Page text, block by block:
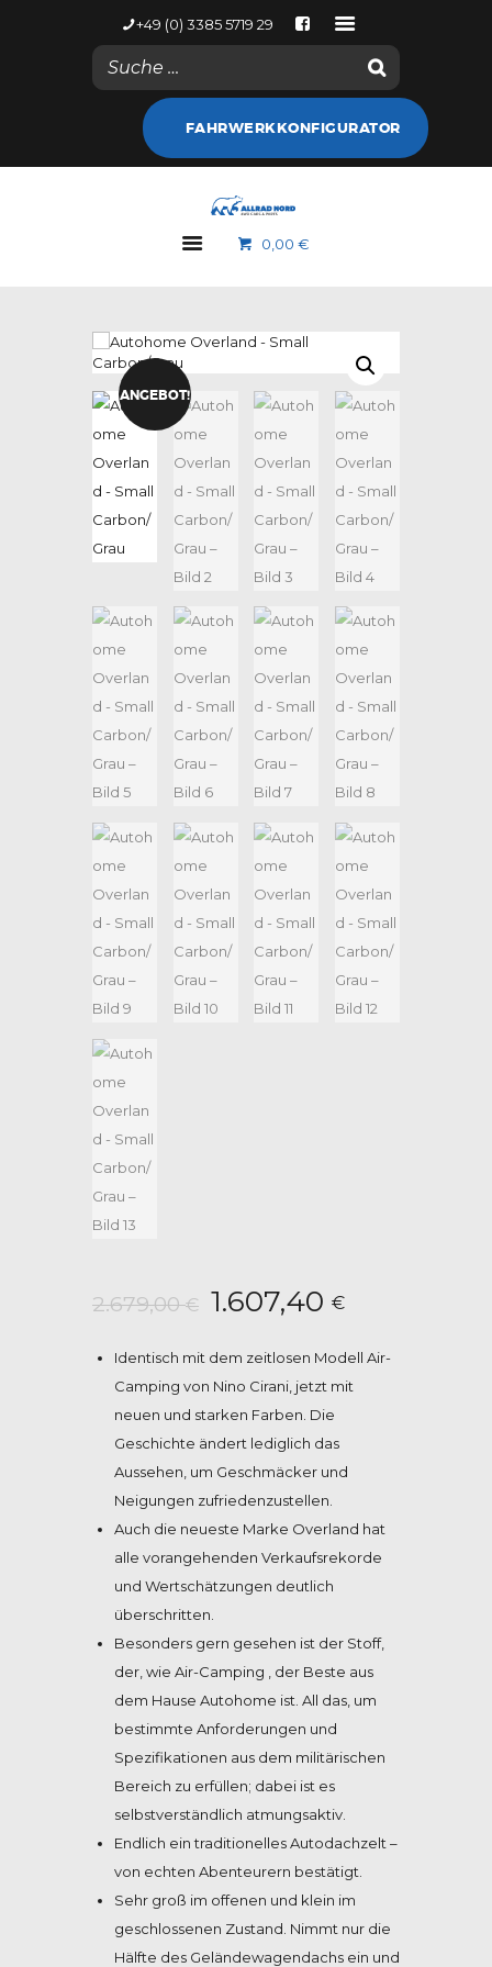
+49 (0) 3385 5719 29
FAHRWERKKONFIGURATOR
0,00 €
NACHRICHTEN
KONTODETAILS
ALLRAD NORD
MARKEN
KONTAKT
ANGEBOT!
2.679,00€ Ursprünglicher
war:
2.679,00 €
1.607,40 €
ist:
Identisch mit dem zeitlosen Modell Air-
Camping von Nino Cirani, jetzt mit
neuen und starken Farben. Die
Geschichte ändert lediglich das
Aussehen, um Geschmäcker und
Neigungen zufriedenzustellen.
Auch die neueste Marke Overland hat
alle vorangehenden Verkaufsrekorde
und Wertschätzungen deutlich
überschritten.
Besonders gern gesehen ist der Stoff,
der, wie Air-Camping , der Beste aus
dem Hause Autohome ist. All das, um
bestimmte Anforderungen und
Spezifikationen aus dem militärischen
Bereich zu erfüllen; dabei ist es
selbstverständlich atmungsaktiv.
Endlich ein traditionelles Autodachzelt –
von echten Abenteurern bestätigt.
Sehr groß im offenen und klein im
geschlossenen Zustand. Nimmt nur die
Hälfte des Geländewagendachs ein und